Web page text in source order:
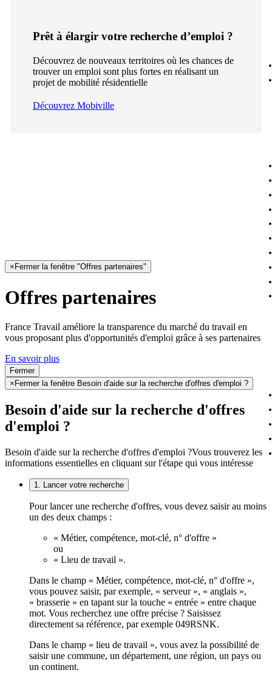
Prêt à élargir votre recherche d’emploi ?
Découvrez de nouveaux territoires où les chances de
trouver un emploi sont plus fortes en réalisant un
projet de mobilité résidentielle
Découvrez Mobiville
× Fermer la fenêtre "Offres partenaires"
Offres partenaires
France Travail améliore la transparence du marché du travail en
vous proposant plus d'opportunités d'emploi grâce à ses partenaires
En savoir plus
Fermer
× Fermer la fenêtre Besoin d'aide sur la recherche d'offres d'emploi ?
Besoin d'aide sur la recherche d'offres
d'emploi ?
Besoin d'aide sur la recherche d'offres d'emploi ?Vous trouverez les
informations essentielles en cliquant sur l'étape qui vous intéresse
1. Lancer votre recherche
Pour lancer une recherche d'offres, vous devez saisir au moins
un des deux champs :
« Métier, compétence, mot-clé, n° d'offre »
ou
« Lieu de travail ».
Dans le champ « Métier, compétence, mot-clé, n° d'offre »,
vous pouvez saisir, par exemple, « serveur », « anglais »,
« brasserie » en tapant sur la touche « entrée » entre chaque
mot. Vous recherchez une offre précise ? Saisissez
directement sa référence, par exemple 049RSNK.
Dans le champ « lieu de travail », vous avez la possibilité de
saisir une commune, un département, une région, un pays ou
un continent.